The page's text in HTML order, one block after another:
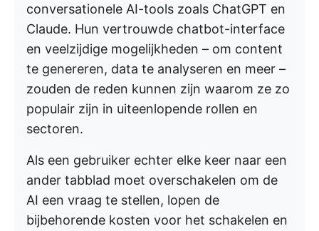
conversationele AI-tools zoals ChatGPT en
Claude. Hun vertrouwde chatbot-interface
en veelzijdige mogelijkheden – om content
te genereren, data te analyseren en meer –
zouden de reden kunnen zijn waarom ze zo
populair zijn in uiteenlopende rollen en
sectoren.
Als een gebruiker echter elke keer naar een
ander tabblad moet overschakelen om de
AI een vraag te stellen, lopen de
bijbehorende kosten voor het schakelen en